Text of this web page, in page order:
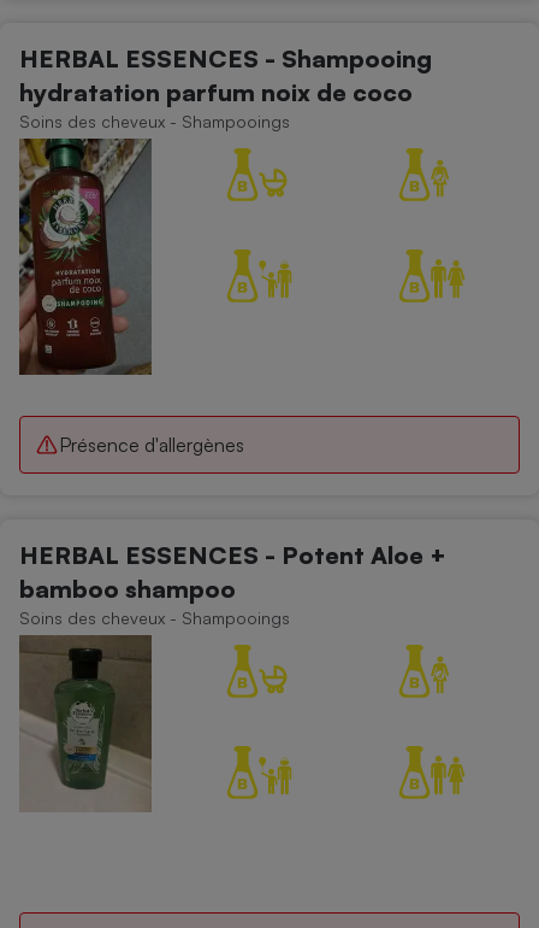
HERBAL ESSENCES - Shampooing
hydratation parfum noix de coco
Soins des cheveux - Shampooings
Présence d'allergènes
HERBAL ESSENCES - Potent Aloe +
bamboo shampoo
Soins des cheveux - Shampooings